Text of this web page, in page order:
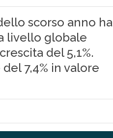
scorso anno ha
livello globale
del 5,1%.
7,4% in valore